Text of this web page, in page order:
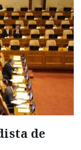
de